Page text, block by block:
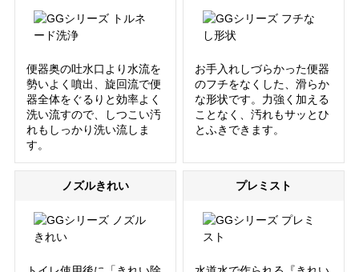
便器奥の吐水口より水流を
勢いよく噴出、旋回流で便
器全体をぐるりと効率よく
洗い流すので、しつこい汚
れもしっかり洗い流しま
す。
お手入れしづらかった便器
のフチをなくした、滑らか
な形状です。力強く加える
ことなく、汚れもサッとひ
とふきできます。
ノズルきれい プレミスト